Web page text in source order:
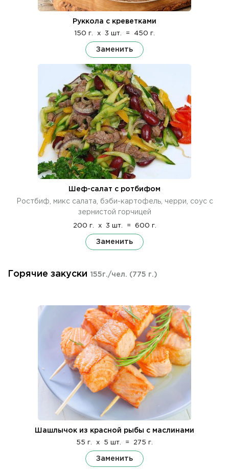
Руккола с креветками
150 г. x 3 шт. = 450 г.
Заменить
Шеф-салат с ротбифом
Ростбиф, микс салата, бэби-картофель, черри, соус с
зернистой горчицей
200 г. x 3 шт. = 600 г.
Заменить
Горячие закуски 155г./чел. (775 г.)
Шашлычок из красной рыбы с маслинами
55 г. x 5 шт. = 275 г.
Заменить